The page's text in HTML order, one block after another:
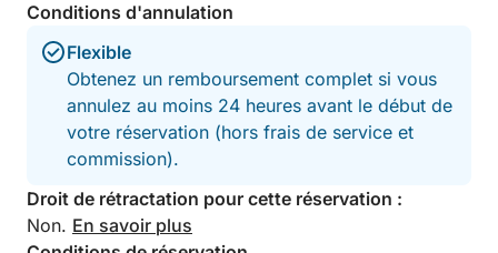
Conditions d'annulation
Flexible
Obtenez un remboursement complet si vous
annulez au moins 24 heures avant le début de
votre réservation (hors frais de service et
commission).
Droit de rétractation pour cette réservation :
Non. En savoir plus